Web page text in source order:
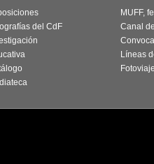
del CdF
MUFF,
Canal
Líneas